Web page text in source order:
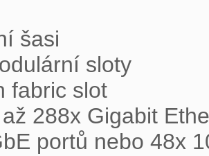
šasi
sloty
fabric slot
288x Gigabit
portů nebo 48x